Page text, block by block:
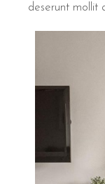
deserunt mollit